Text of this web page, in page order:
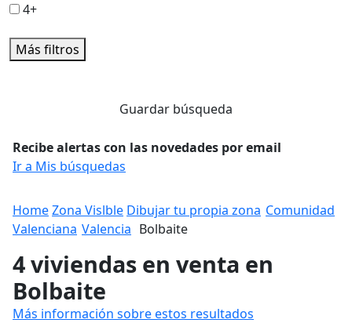
4+
Más filtros
Guardar búsqueda
Recibe alertas con las novedades por email
Ir a Mis búsquedas
HomeZona Vislble Dibujar tu propia zona Comunidad
Valenciana Valencia Bolbaite
4 viviendas en venta en
Bolbaite
Más información sobre estos resultados